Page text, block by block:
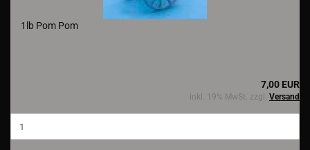
1lb Pom Pom
7,00 EUR
inkl. 19% MwSt. zzgl. Versand